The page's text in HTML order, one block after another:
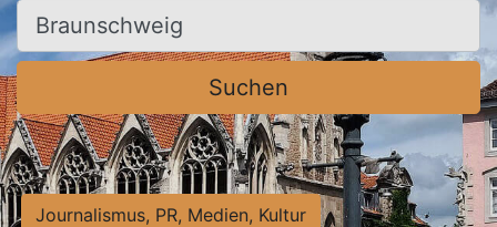
Ort, Stadt
Suchen
Journalismus, PR, Medien, Kultur